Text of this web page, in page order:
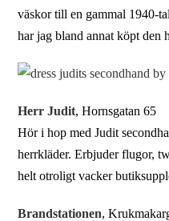
väskor till en gammal 1940-
har jag bland annat köpt
Herr Judit, Hornsgatan 65
Hör i hop med Judit
herrkläder. Erbjuder flugor,
helt otroligt vacker
Brandstationen,